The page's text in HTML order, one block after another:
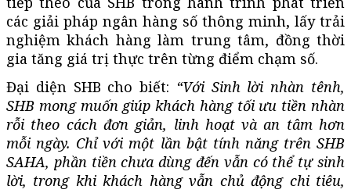
các giải pháp ngân hàng số thông minh, lấy trải
nghiệm khách hàng làm trung tâm, đồng thời
gia tăng giá trị thực trên từng điểm chạm số.
Đại diện SHB cho biết: “Với Sinh lời nhàn tênh,
SHB mong muốn giúp khách hàng tối ưu tiền nhàn
rỗi theo cách đơn giản, linh hoạt và an tâm hơn
mỗi ngày. Chỉ với một lần bật tính năng trên SHB
SAHA, phần tiền chưa dùng đến vẫn có thể tự sinh
lời, trong khi khách hàng vẫn chủ động chi tiêu,